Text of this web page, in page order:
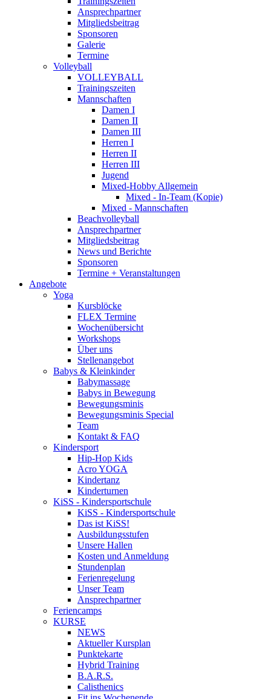
Ansprechpartner
Mitgliedsbeitrag
Sponsoren
Galerie
Termine
Volleyball
VOLLEYBALL
Trainingszeiten
Mannschaften
Damen I
Damen II
Damen III
Herren I
Herren II
Herren III
Jugend
Mixed-Hobby Allgemein
Mixed - In-Team (Kopie)
Mixed - Mannschaften
Beachvolleyball
Ansprechpartner
Mitgliedsbeitrag
News und Berichte
Sponsoren
Termine + Veranstaltungen
Angebote
Yoga
Kursblöcke
FLEX Termine
Wochenübersicht
Workshops
Über uns
Stellenangebot
Babys & Kleinkinder
Babymassage
Babys in Bewegung
Bewegungsminis
Bewegungsminis Special
Team
Kontakt & FAQ
Kindersport
Hip-Hop Kids
Acro YOGA
Kindertanz
Kinderturnen
KiSS - Kindersportschule
KiSS - Kindersportschule
Das ist KiSS!
Ausbildungsstufen
Unsere Hallen
Kosten und Anmeldung
Stundenplan
Ferienregelung
Unser Team
Ansprechpartner
Feriencamps
KURSE
NEWS
Aktueller Kursplan
Punktekarte
Hybrid Training
B.A.R.S.
Calisthenics